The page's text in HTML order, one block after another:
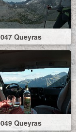
047 Queyras
049 Queyras